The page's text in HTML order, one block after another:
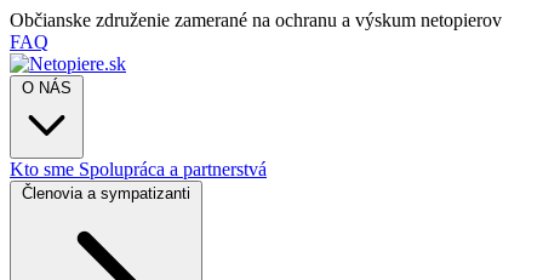
Občianske združenie zamerané na ochranu a výskum netopierov
FAQ
O NÁS
Kto sme Spolupráca a partnerstvá
Členovia a sympatizanti